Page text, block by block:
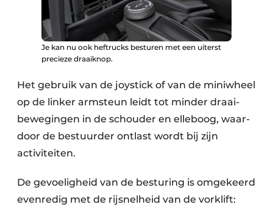
Je kan nu ook heftrucks besturen met een uiterst
precieze draaiknop.
Het gebruik van de joystick of van de miniwheel
op de linker armsteun leidt tot minder draai­
bewegingen in de schouder en elleboog, waar­
door de bestuurder ontlast wordt bij zijn
activiteiten.
De gevoelig­heid van de besturing is omgekeerd
even­redig met de rij­snelheid van de vork­lift: